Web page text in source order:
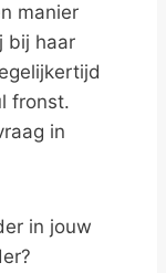
manier
bij haar
fronst.
in
in jouw